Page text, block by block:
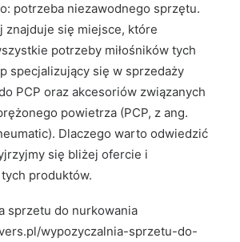
potrzeba niezawodnego sprzętu.
znajduje się miejsce, które
potrzeby miłośników tych
specjalizujący się w sprzedaży
PCP oraz akcesoriów związanych
powietrza (PCP, z ang.
Dlaczego warto odwiedzić
się bliżej ofercie i
produktów.
sprzetu do nurkowania
wypozyczalnia-sprzetu-do-